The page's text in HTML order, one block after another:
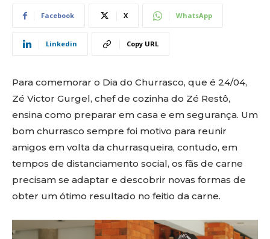
Facebook X WhatsApp
Linkedin Copy URL
Para comemorar o Dia do Churrasco, que é 24/04,
Zé Victor Gurgel, chef de cozinha do Zé Restô,
ensina como preparar em casa e em segurança. Um
bom churrasco sempre foi motivo para reunir
amigos em volta da churrasqueira, contudo, em
tempos de distanciamento social, os fãs de carne
precisam se adaptar e descobrir novas formas de
obter um ótimo resultado no feitio da carne.